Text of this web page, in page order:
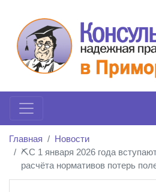
Главная
Новости
⛏️С 1 января 2026 года
расчёта нормативов потерь